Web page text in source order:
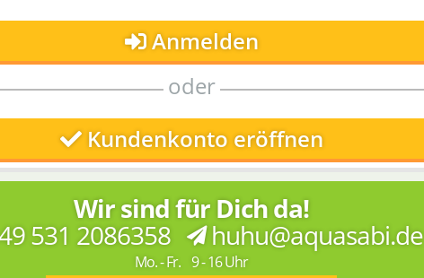
Anmelden
oder
Kundenkonto eröffnen
Wir sind für Dich da!
531 2086358 huhu@aquasabi.de
Mo. - Fr. 9 - 16 Uhr